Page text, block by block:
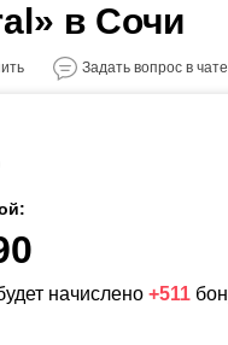
в Сочи
Задать вопрос в чате
начислено +511